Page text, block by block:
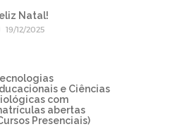
Natal!
19/12/2025
e Ciências
com
abertas
Presenciais)